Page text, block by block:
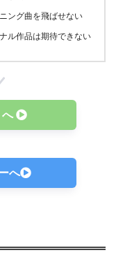
ング曲を飛ばせない
ル作品は期待できない
へ
へ